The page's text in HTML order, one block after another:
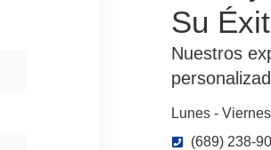
Su
Nuestros
Lunes -
(689) 238-